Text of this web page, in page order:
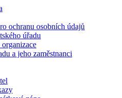
ochranu osobních údajů
úřadu
a jeho zaměstnanci